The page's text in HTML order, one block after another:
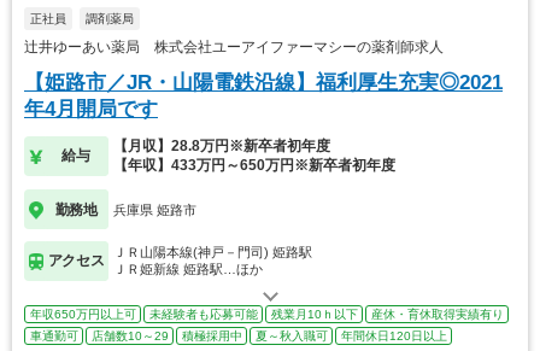
正社員 調剤薬局
辻井ゆーあい薬局 株式会社ユーアイファーマシーの薬剤師求人
【姫路市／JR・山陽電鉄沿線】福利厚生充実◎2021
年4月開局です
給与
【月収】28.8万円※新卒者初年度
【年収】433万円～650万円※新卒者初年度
勤務地 兵庫県 姫路市
アクセス
ＪＲ山陽本線(神戸－門司) 姫路駅
ＪＲ姫新線 姫路駅…ほか
年収650万円以上可 未経験者も応募可能 残業月10ｈ以下
産休・育休取得実績有り
車通勤可
店舗数10～29 積極採用中 夏～秋入職可 年間休日120日以上